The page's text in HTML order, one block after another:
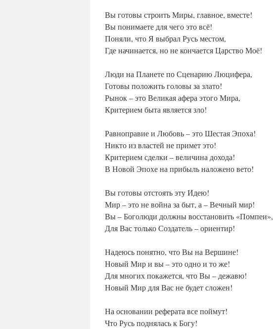
Вы готовы строить Миры, главное, вместе!
Вы понимаете для чего это всё!
Поняли, что Я выбрал Русь местом,
Где начинается, но не кончается Царство Моё!
Люди на Планете по Сценарию Люцифера,
Готовы положить головы за злато!
Рынок – это Великая афера этого Мира,
Критерием быта является зло!
Равноправие и Любовь – это Шестая Эпоха!
Никто из властей не примет это!
Критерием сделки – величина дохода!
В Новой Эпохе на прибыль наложено вето!
Вы готовы отстоять эту Идею!
Мир – это не война за быт, а – Вечный мир!
Вы – Боголюди должны восстановить «Помпеи»,
Для Вас только Создатель – ориентир!
Надеюсь понятно, что Вы на Вершине!
Новый Мир и вы – это одно и то же!
Для многих покажется, что Вы – дежавю!
Новый Мир для Вас не будет сложен!
На основании реферата все поймут!
Что Русь поднялась к Богу!